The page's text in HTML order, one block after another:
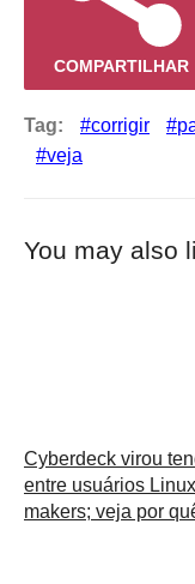
COMPARTILHAR
Tag: corrigir
veja
You may also
Cyberdeck virou
entre usuários
makers; veja por